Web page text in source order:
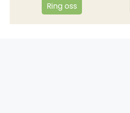
Ring oss